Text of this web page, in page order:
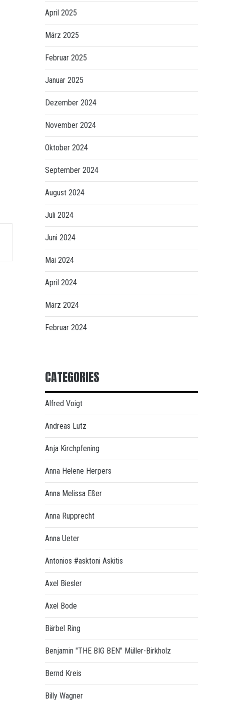
April 2025
März 2025
Februar 2025
Januar 2025
Dezember 2024
November 2024
Oktober 2024
September 2024
August 2024
Juli 2024
Juni 2024
Mai 2024
April 2024
März 2024
Februar 2024
CATEGORIES
Alfred Voigt
Andreas Lutz
Anja Kirchpfening
Anna Helene Herpers
Anna Melissa Eßer
Anna Rupprecht
Anna Ueter
Antonios #asktoni Askitis
Axel Biesler
Axel Bode
Bärbel Ring
Benjamin "THE BIG BEN" Müller-Birkholz
Bernd Kreis
Billy Wagner